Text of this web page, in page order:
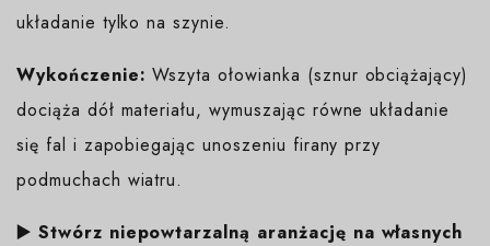
układanie tylko na szynie.
Wykończenie: Wszyta ołowianka (sznur obciążający)
dociąża dół materiału, wymuszając równe układanie
się fal i zapobiegając unoszeniu firany przy
podmuchach wiatru.
▶️ Stwórz niepowtarzalną aranżację na własnych